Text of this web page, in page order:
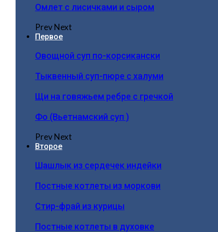
Омлет с лисичками и сыром
PrevNext
Первое
Овощной суп по-корсикански
Тыквенный суп-пюре с халуми
Щи на говяжьем ребре с гречкой
Фо (Вьетнамский суп )
PrevNext
Второе
Шашлык из сердечек индейки
Постные котлеты из моркови
Стир-фрай из курицы
Постные котлеты в духовке